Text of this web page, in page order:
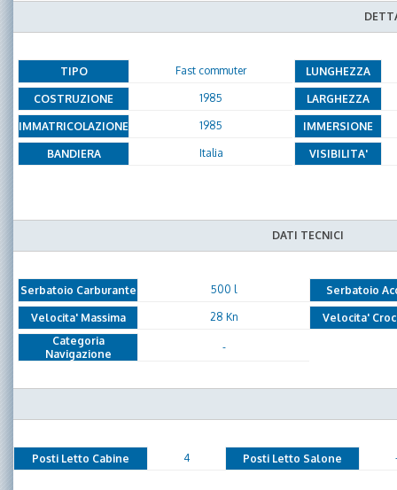
TIPO Fast commuter LUNGHEZZA
COSTRUZIONE 1985 LARGHEZZA
IMMATRICOLAZIONE 1985 IMMERSIONE
BANDIERA Italia VISIBILITA'
DATI TECNICI
Serbatoio Carburante 500 l Serbatoio
Velocita' Massima 28 Kn
Velocita'
Categoria
Navigazione
-
Posti Letto Cabine 4 Posti Letto Salone